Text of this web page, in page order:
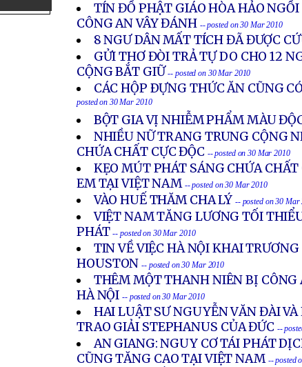
TÍN ĐỒ PHẬT GIÁO HÒA HẢO
CÔNG AN VÂY ĐÁNH -- posted on 30 Mar 2010
8 NGƯ DÂN MẤT TÍCH ĐÃ ĐƯỢC
GỬI THƠ ĐÒI TRẢ TỰ DO CHO 12
CỘNG BẮT GIỮ -- posted on 30 Mar 2010
CÁC HỘP ÐỰNG THỨC ĂN CŨNG
posted on 30 Mar 2010
BỘT GIA VỊ NHIỄM PHẨM MÀU
NHIỀU NỮ TRANG TRUNG CỘNG
CHỨA CHẤT CỰC ĐỘC -- posted on 30 Mar 2010
KẸO MÚT PHÁT SÁNG CHỨA
EM TẠI VIỆT NAM -- posted on 30 Mar 2010
VÀO HUẾ THĂM CHA LÝ -- posted on 30 Mar
VIỆT NAM TĂNG LƯƠNG TỐI
PHÁT -- posted on 30 Mar 2010
TIN VỀ VIỆC HÀ NỘI KHAI
HOUSTON -- posted on 30 Mar 2010
THÊM MỘT THANH NIÊN BỊ
HÀ NỘI -- posted on 30 Mar 2010
HAI LUẬT SƯ NGUYỄN VĂN ĐÀI
TRAO GIẢI STEPHANUS CỦA ĐỨC --
AN GIANG: NGUY CƠ TÁI PHÁT
CŨNG TĂNG CAO TẠI VIỆT NAM -- posted